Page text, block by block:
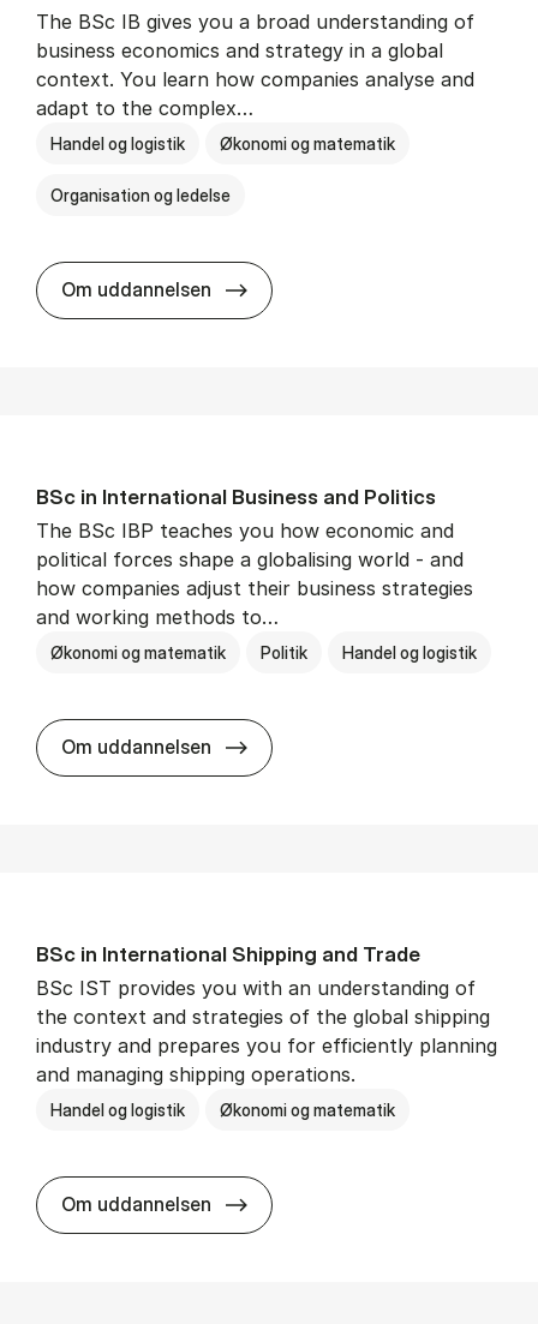
The BSc IB gives you a broad understanding of
business economics and strategy in a global
context. You learn how companies analyse and
adapt to the complex…
Handel og logistik Økonomi og matematik
Organisation og ledelse
Om uddannelsen BSc in In­ter­na­tion­al Busi­ness
BSc in In­ter­na­tion­al Busi­ness and Polit­ics
The BSc IBP teaches you how economic and
political forces shape a globalising world - and
how companies adjust their business strategies
and working methods to…
Økonomi og matematik Politik Handel og logistik
Om uddannelsen BSc in In­ter­na­tion­al Busi­ness
BSc in In­ter­na­tion­al Ship­ping and Trade
BSc IST provides you with an understanding of
the context and strategies of the global shipping
industry and prepares you for efficiently planning
and managing shipping operations.
Handel og logistik Økonomi og matematik
Om uddannelsen BSc in In­ter­na­tion­al Ship­ping